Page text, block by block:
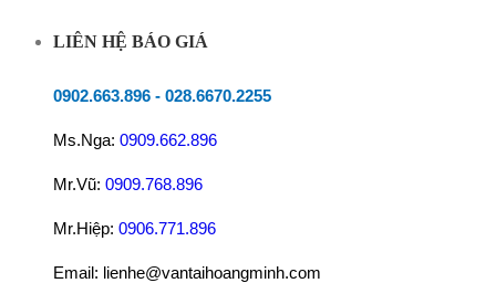
LIÊN HỆ BÁO GIÁ
0902.663.896 - 028.6670.2255
Ms.Nga: 0909.662.896
Mr.Vũ: 0909.768.896
Mr.Hiệp: 0906.771.896
Email: lienhe@vantaihoangminh.com